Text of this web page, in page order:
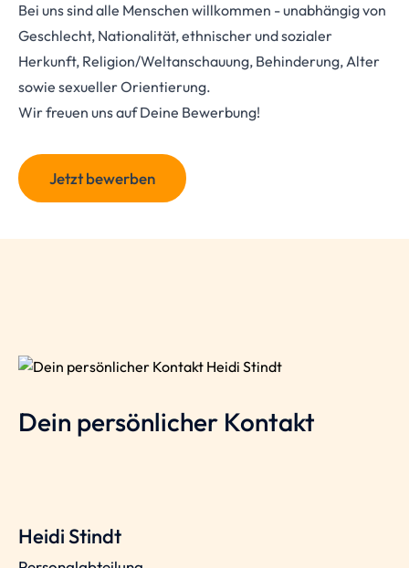
Bei uns sind alle Menschen willkommen - unabhängig von
Geschlecht, Nationalität, ethnischer und sozialer
Herkunft, Religion/Weltanschauung, Behinderung, Alter
sowie sexueller Orientierung.
Wir freuen uns auf Deine Bewerbung!
Jetzt bewerben
Dein persönlicher Kontakt
Heidi Stindt